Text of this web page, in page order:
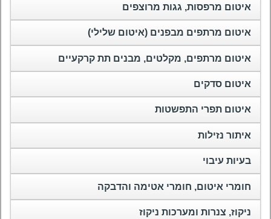
איטום מרפסות, גגות מרוצפים
איטום מרתפים מבפנים (איטום שלילי)
איטום מרתפים, מקלטים, מבנים תת קרקעיים
איטום סדקים
איטום תפרי התפשטות
איתור נזילות
בעיות עיבוי
חומרי איטום, חומרי אטימה והדבקה
ניקוז, צנרות ומערכות ניקוז